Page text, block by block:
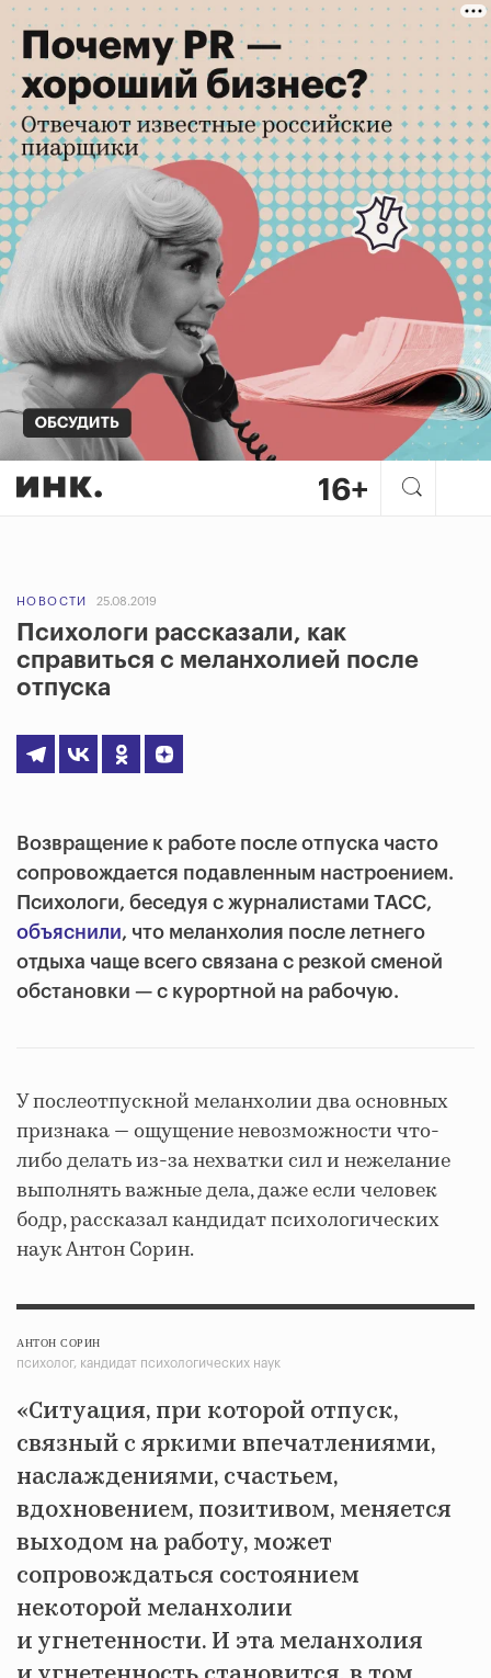
НОВОСТИ 25.08.2019
Психологи рассказали, как
справиться с меланхолией после
отпуска
Возвращение к работе после отпуска часто
сопровождается подавленным настроением.
Психологи, беседуя с журналистами ТАСС,
объяснили, что меланхолия после летнего
отдыха чаще всего связана с резкой сменой
обстановки — с курортной на рабочую.
У послеотпускной меланхолии два основных
признака — ощущение невозможности что-
либо делать из-за нехватки сил и нежелание
выполнять важные дела, даже если человек
бодр, рассказал кандидат психологических
наук Антон Сорин.
АНТОН СОРИН
психолог, кандидат психологических наук
«Ситуация, при которой отпуск,
связный с яркими впечатлениями,
наслаждениями, счастьем,
вдохновением, позитивом, меняется
выходом на работу, может
сопровождаться состоянием
некоторой меланхолии
и угнетенности. И эта меланхолия